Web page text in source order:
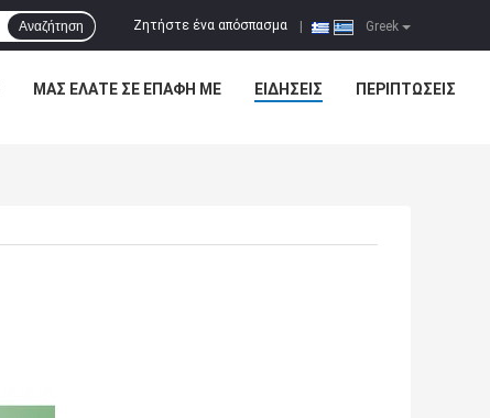
Greek
Ζητήστε ένα απόσπασμα
Αναζήτηση
ΜΑΣ ΕΛΆΤΕ ΣΕ ΕΠΑΦΉ ΜΕ ΕΙΔΉΣΕΙΣ ΠΕΡΙΠΤΏΣΕΙΣ